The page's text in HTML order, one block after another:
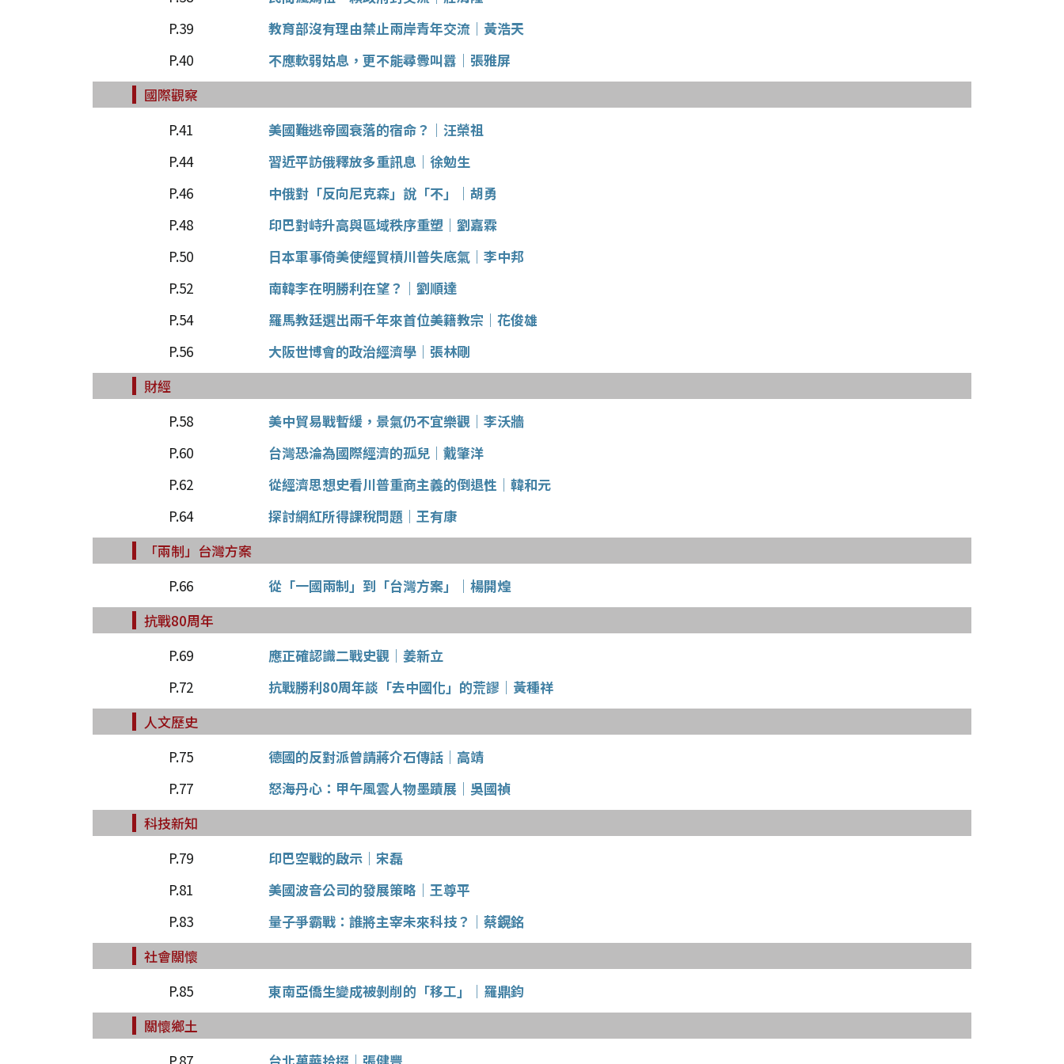
P.39
教育部沒有理由禁止兩岸青年交流│黃浩天
P.40
不應軟弱姑息，更不能尋釁叫囂│張雅屏
國際觀察
P.41
美國難逃帝國衰落的宿命？│汪榮祖
P.44
習近平訪俄釋放多重訊息│徐勉生
P.46
中俄對「反向尼克森」說「不」│胡勇
P.48
印巴對峙升高與區域秩序重塑│劉嘉霖
P.50
日本軍事倚美使經貿槓川普失底氣│李中邦
P.52
南韓李在明勝利在望？│劉順達
P.54
羅馬教廷選出兩千年來首位美籍教宗│花俊雄
P.56
大阪世博會的政治經濟學│張林剛
財經
P.58
美中貿易戰暫緩，景氣仍不宜樂觀│李沃牆
P.60
台灣恐淪為國際經濟的孤兒│戴肇洋
P.62
從經濟思想史看川普重商主義的倒退性│韓和元
P.64
探討網紅所得課稅問題│王有康
「兩制」台灣方案
P.66
從「一國兩制」到「台灣方案」│楊開煌
抗戰80周年
P.69
應正確認識二戰史觀│姜新立
P.72
抗戰勝利80周年談「去中國化」的荒謬│黃種祥
人文歷史
P.75
德國的反對派曾請蔣介石傳話│高靖
P.77
怒海丹心：甲午風雲人物墨蹟展│吳國禎
科技新知
P.79
印巴空戰的啟示│宋磊
P.81
美國波音公司的發展策略│王尊平
P.83
量子爭霸戰：誰將主宰未來科技？│蔡鎤銘
社會關懷
P.85
東南亞僑生變成被剝削的「移工」│羅鼎鈞
關懷鄉土